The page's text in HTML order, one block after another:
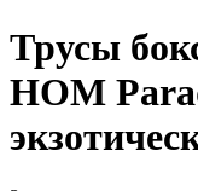
Трусы
HOM